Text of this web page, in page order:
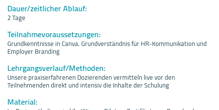
Dauer/zeitlicher Ablauf:
2 Tage
Teilnahmevoraussetzungen:
Grundkenntnisse in Canva. Grundverständnis für HR-Kommunikation und
Employer Branding
Lehrgangsverlauf/Methoden:
Unsere praxiserfahrenen Dozierenden vermitteln live vor den
Teilnehmenden direkt und intensiv die Inhalte der Schulung
Material: